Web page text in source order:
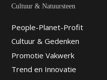
Cultuur & Natuursteen
People-Planet-Profit
Cultuur & Gedenken
Promotie Vakwerk
Trend en Innovatie